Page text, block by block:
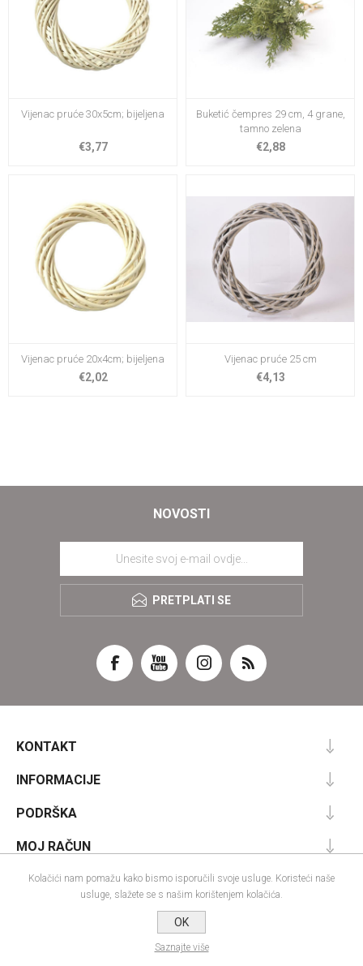
Vijenac pruće 30x5cm; bijeljena
€3,77
Buketić čempres 29 cm, 4 grane,
tamno zelena
€2,88
Vijenac pruće 20x4cm; bijeljena
€2,02
Vijenac pruće 25 cm
€4,13
NOVOSTI
PRETPLATI SE
KONTAKT
INFORMACIJE
PODRŠKA
MOJ RAČUN
Powered bynopCommerce
Nop-Templates.com
Autorska prava; 2026 IRA commerce webshop. Sva prava pridržana.
Kolačići nam pomažu kako bismo isporučili svoje usluge. Koristeći naše
usluge, slažete se s našim korištenjem kolačića.
OK
Saznajte više